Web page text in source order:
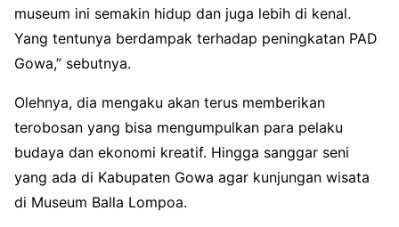
museum ini semakin hidup dan juga lebih di kenal.
Yang tentunya berdampak terhadap peningkatan PAD
Gowa,” sebutnya.
Olehnya, dia mengaku akan terus memberikan
terobosan yang bisa mengumpulkan para pelaku
budaya dan ekonomi kreatif. Hingga sanggar seni
yang ada di Kabupaten Gowa agar kunjungan wisata
di Museum Balla Lompoa.